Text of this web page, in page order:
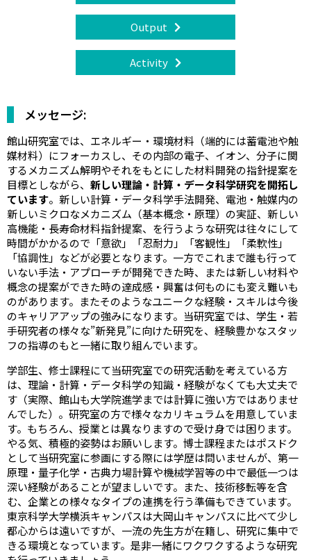
Output
Activity
メッセージ:
館山研究室では、エネルギー・環境材料（端的には蓄電池や触
媒材料）にフォーカスし、その内部の電子、イオン、分子に関
するメカニズム解明やそれをもとにした材料開発の指針提案を
目標としながら、 新しい理論・計算・データ科学研究を開拓し
ています。新しい計算・データ科学手法開発、電池・触媒内の
新しいミクロなメカニズム（基本概念・原理）の実証、新しい
高機能・長寿命材料指針提案、を行うような研究は往々にして
時間がかかるので「意欲」「忍耐力」「客観性」「柔軟性」
「協調性」などが必要となります。一方でこれまで誰も行って
いない手法・アプローチが開発できた時、または新しい材料や
概念の提案ができた時の達成感・興奮は何ものにも変え難いも
のがあります。またそのようなユニークな経験・スキルは今後
のキャリアアップの強みになります。当研究室では、学生・若
手研究者の様々な”新発見”に向けた研究を、経験豊かなスタッ
フの指導のもと一緒に取り組んでいます。
学部生、修士課程にて当研究室での研究活動を考えている方
は、理論・計算・データ科学の知識・経験がなくても大丈夫で
す（実際、館山も大学院進学までは計算に強い方ではありませ
んでした）。研究室の方で様々なカリキュラムを用意していま
す。もちろん、授業とは異なりますので受け身では困ります。
やる気、積極的姿勢はお願いします。博士課程またはポスドク
として当研究室に参画にする際には学歴は問いませんが、第一
原理・量子化学・古典力場計算や機械学習等の中で最低一つは
深い経験があることが望ましいです。また、技術移転等を含
む、企業との様々なタイプの連携を行う準備もできています。
東京科学大学横浜キャンパスは大岡山キャンパスに比べて少し
都心からは遠いですが、一流の先生方が在籍し、研究に集中で
きる環境となっています。是非一緒にワクワクするような研究